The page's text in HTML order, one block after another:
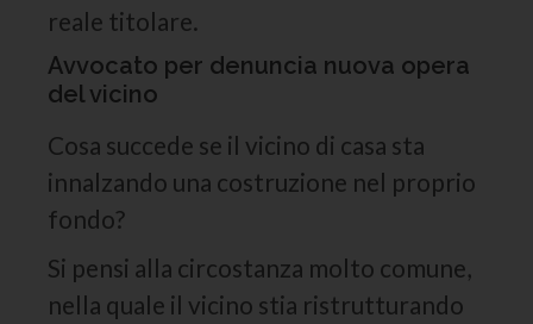
reale titolare.
Avvocato per denuncia nuova opera
del vicino
Cosa succede se il vicino di casa sta
innalzando una costruzione nel proprio
fondo?
Si pensi alla circostanza molto comune,
nella quale il vicino stia ristrutturando